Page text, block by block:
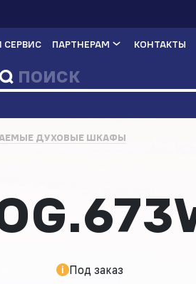
СЕРВИС ПАРТНЕРАМ КОНТАКТЫ
ДУХОВЫЕ ШКАФЫ
Под заказ